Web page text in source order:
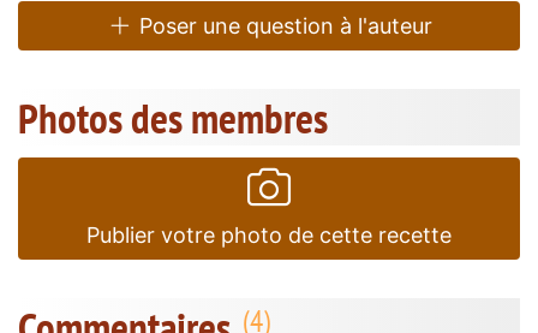
Poser une question à l'auteur
Photos des membres
Publier votre photo de cette recette